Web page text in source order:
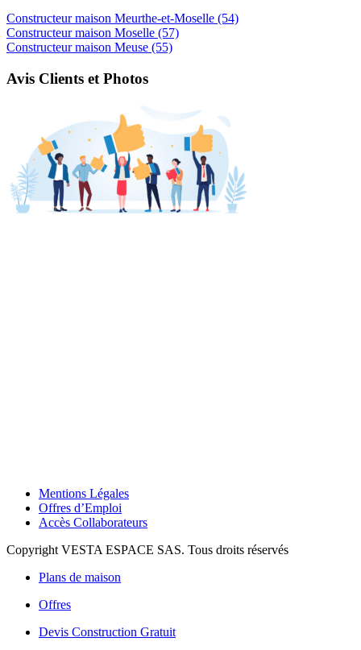
Constructeur maison Meurthe-et-Moselle (54)
Constructeur maison Moselle (57)
Constructeur maison Meuse (55)
Avis Clients et Photos
Mentions Légales
Offres d’Emploi
Accès Collaborateurs
Copyright VESTA ESPACE SAS. Tous droits réservés
Plans de maison
Offres
Devis Construction Gratuit